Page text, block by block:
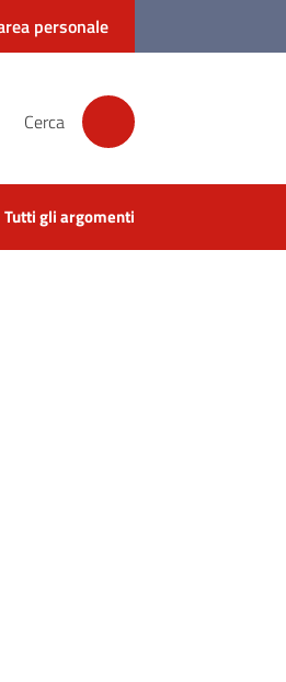
personale
Cerca
Tutti gli argomenti